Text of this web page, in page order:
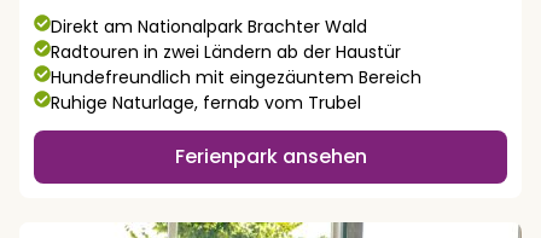
Direkt am Nationalpark Brachter Wald
Radtouren in zwei Ländern ab der Haustür
Hundefreundlich mit eingezäuntem Bereich
Ruhige Naturlage, fernab vom Trubel
Ferienpark ansehen